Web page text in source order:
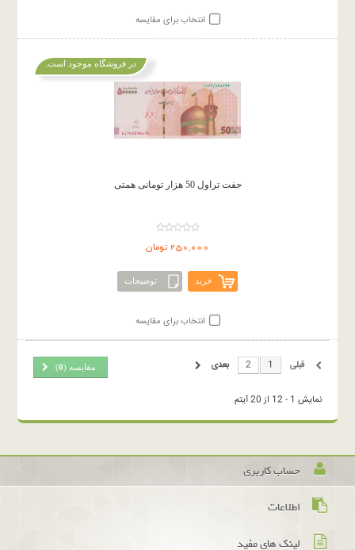
انتخاب برای مقایسه
جفت تراول 50 هزار تومانی همتی
250,000 تومان
خرید توضیحات
در فروشگاه موجود است.
انتخاب برای مقایسه
مقایسه (0
) قبلی 1
2 بعدی
نمایش 1 - 12 از 20 آیتم
حساب کاربری
اطلاعات
لینک های مفید